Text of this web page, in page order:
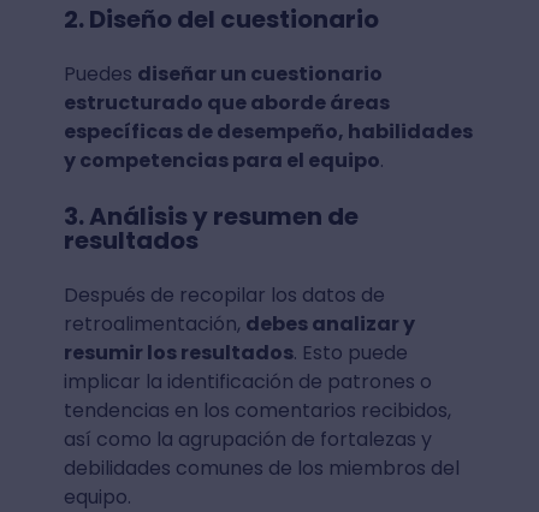
2. Diseño del cuestionario
Puedes diseñar un cuestionario
estructurado que aborde áreas
específicas de desempeño, habilidades
y competencias para el equipo.
3. Análisis y resumen de
resultados
Después de recopilar los datos de
retroalimentación, debes analizar y
resumir los resultados. Esto puede
implicar la identificación de patrones o
tendencias en los comentarios recibidos,
así como la agrupación de fortalezas y
debilidades comunes de los miembros del
equipo.